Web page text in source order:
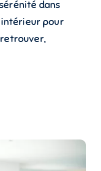
dans
pour